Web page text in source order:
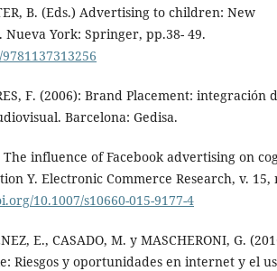
B. (Eds.) Advertising to children: New
York: Springer, pp.38- 49.
F. (2006): Brand Placement: integración
Barcelona: Gedisa.
The influence of Facebook advertising on
Y. Electronic Commerce Research, v. 15,
10.1007/s10660-015-9177-4
E., CASADO, M. y MASCHERONI, G.
Riesgos y oportunidades en internet y el